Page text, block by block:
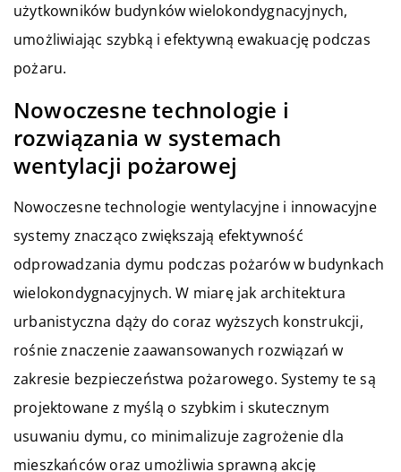
użytkowników budynków wielokondygnacyjnych,
umożliwiając szybką i efektywną ewakuację podczas
pożaru.
Nowoczesne technologie i
rozwiązania w systemach
wentylacji pożarowej
Nowoczesne technologie wentylacyjne i innowacyjne
systemy znacząco zwiększają efektywność
odprowadzania dymu podczas pożarów w budynkach
wielokondygnacyjnych. W miarę jak architektura
urbanistyczna dąży do coraz wyższych konstrukcji,
rośnie znaczenie zaawansowanych rozwiązań w
zakresie bezpieczeństwa pożarowego. Systemy te są
projektowane z myślą o szybkim i skutecznym
usuwaniu dymu, co minimalizuje zagrożenie dla
mieszkańców oraz umożliwia sprawną akcję